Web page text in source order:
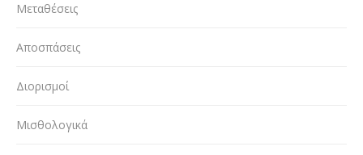
Μεταθέσεις
Αποσπάσεις
Διορισμοί
Μισθολογικά